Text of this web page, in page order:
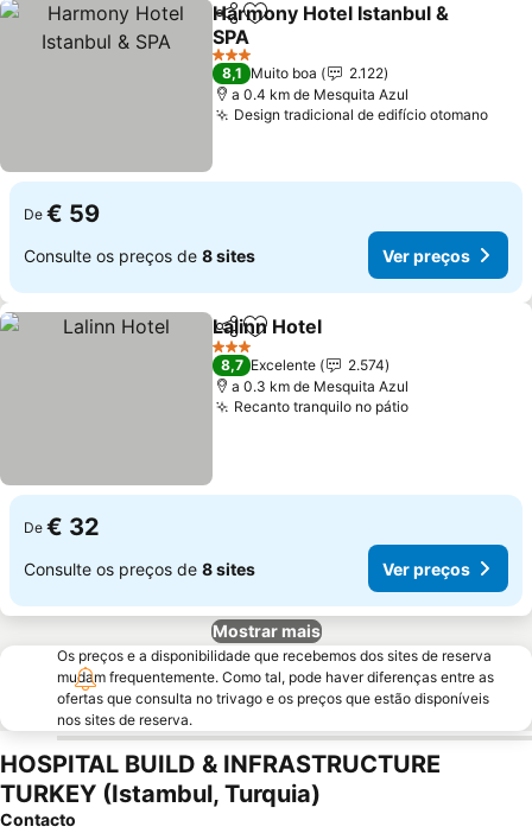
PartilharAdicionar aos favoritos
Harmony Hotel Istanbul &
SPA
3 Estrelas
8,1 Muito boa
2.122
a 0.4 km de Mesquita Azul
Design tradicional de edifício otomano
De € 59
Consulte os preços de 8 sites Ver preços
PartilharAdicionar aos favoritos
Lalinn Hotel
3 Estrelas
8,7 Excelente
2.574
a 0.3 km de Mesquita Azul
Recanto tranquilo no pátio
De € 32
Consulte os preços de 8 sites Ver preços
Mostrar mais
Os preços e a disponibilidade que recebemos dos sites de reserva
mudam frequentemente. Como tal, pode haver diferenças entre as
ofertas que consulta no trivago e os preços que estão disponíveis
nos sites de reserva.
HOSPITAL BUILD & INFRASTRUCTURE
TURKEY (Istambul, Turquia)
Contacto